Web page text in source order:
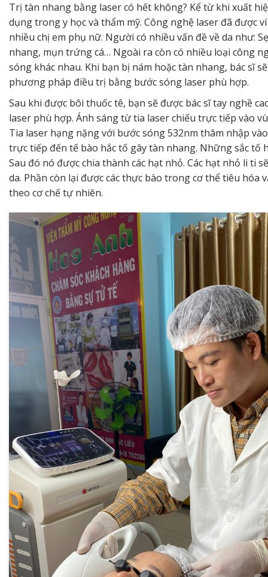
Trị tàn nhang bằng laser có hết không? Kể từ khi xuất
dụng trong y học và thẩm mỹ. Công nghệ laser đã được
nhiều chị em phụ nữ. Người có nhiều vấn đề về da như:
nhang, mụn trứng cá… Ngoài ra còn có nhiều loại công
sóng khác nhau. Khi bạn bị nám hoặc tàn nhang, bác sĩ
phương pháp điều trị bằng bước sóng laser phù hợp.
Sau khi được bôi thuốc tê, bạn sẽ được bác sĩ tay nghề
laser phù hợp. Ánh sáng từ tia laser chiếu trực tiếp vào
Tia laser hạng nặng với bước sóng 532nm thâm nhập
trực tiếp đến tế bào hắc tố gây tàn nhang. Những sắc tố
Sau đó nó được chia thành các hạt nhỏ. Các hạt nhỏ li ti
da. Phần còn lại được các thực bào trong cơ thể tiêu hóa
theo cơ chế tự nhiên.